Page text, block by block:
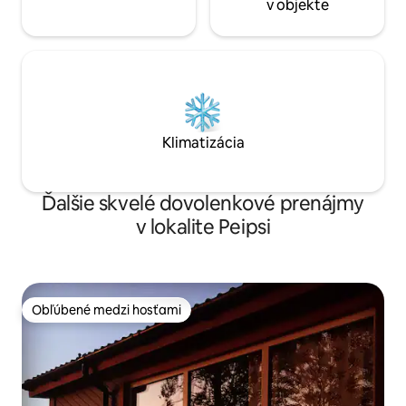
v objekte
Klimatizácia
Ďalšie skvelé dovolenkové prenájmy
v lokalite Peipsi
Obľúbené medzi hosťami
Obľúbené medzi hosťami